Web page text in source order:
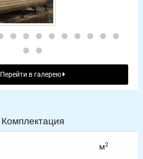
Перейти в галерею
Комплектация
м2